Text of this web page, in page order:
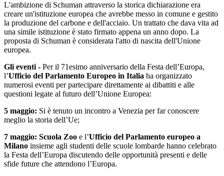
L'ambizione di Schuman attraverso la storica dichiarazione era
creare un'istituzione europea che avrebbe messo in comune e gestito
la produzione del carbone e dell'acciaio. Un trattato che dava vita ad
una simile istituzione è stato firmato appena un anno dopo. La
proposta di Schuman è considerata l'atto di nascita dell'Unione
europea.
Gli eventi - Per il 71esimo anniversario della Festa dell’Europa,
l’Ufficio del Parlamento Europeo in Italia ha organizzato
numerosi eventi per partecipare direttamente ai dibattiti e alle
questioni legate al futuro dell’Unione Europea:
5 maggio: Si è tenuto un incontro a Venezia per far conoscere
meglio la storia dell’Ue;
7 maggio: Scuola Zoo e l’Ufficio del Parlamento europeo a
Milano insieme agli studenti delle scuole lombarde hanno celebrato
la Festa dell’Europa discutendo delle opportunità presenti e delle
sfide future che attendono l’Europa.